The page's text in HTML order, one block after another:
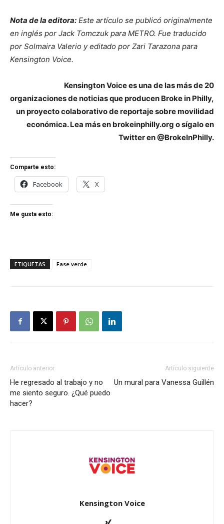
Nota de la editora: Este artículo se publicó originalmente
en inglés por Jack Tomczuk para METRO. Fue traducido
por Solmaira Valerio y editado por Zari Tarazona para
Kensington Voice.
Kensington Voice es una de las más de 20
organizaciones de noticias que producen Broke in Philly,
un proyecto colaborativo de reportaje sobre movilidad
económica. Lea más en brokeinphilly.org o sígalo en
Twitter en @BrokeInPhilly.
Comparte esto:
Facebook X
Me gusta esto:
ETIQUETAS Fase verde
Artículo anterior
He regresado al trabajo y no
me siento seguro. ¿Qué puedo
hacer?
Artículo siguiente
Un mural para Vanessa Guillén
Kensington Voice